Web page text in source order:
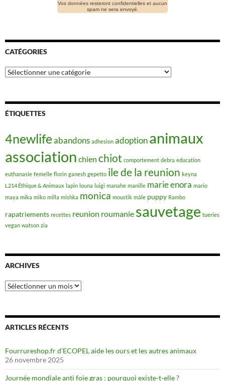
Vos données resteront confidentielles et aucun
spam ne sera envoyé.
CATÉGORIES
Catégories
ÉTIQUETTES
4newlifeabandons adhesion adoptionanimaux
association chien chiot comportement debra education
euthanasie femelle florin ganesh gepetto ile de la reunion keyna
L214 Éthique & Animaux lapin louna luigi manahe manille marie enora mario
maya mika miko milla mishka monica moustik mâle puppy Rambo
rapatriements recettes reunion roumanie sauvetage tueries
vegan watson zia
ARCHIVES
Archives
ARTICLES RÉCENTS
Fourrureshop.fr d’ECOPEL aide les ours et les autres animaux
26 novembre 2025
Journée mondiale anti foie gras : pourquoi existe-t-elle ?